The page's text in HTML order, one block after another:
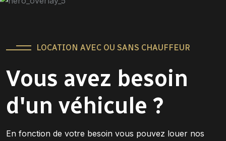
LOCATION AVEC OU SANS CHAUFFEUR
Vous avez besoin
d'un véhicule ?
En fonction de votre besoin vous pouvez louer nos